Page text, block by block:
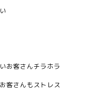
お客さんチラホラ
客さんもストレス